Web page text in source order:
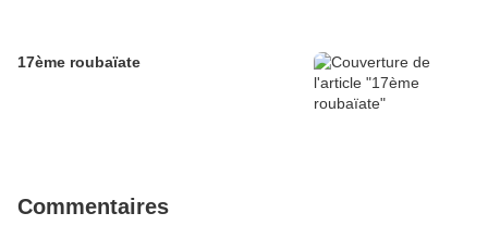
17ème roubaïate
Commentaires